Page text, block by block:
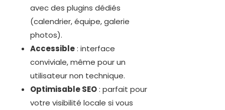
avec des plugins dédiés
(calendrier, équipe, galerie
photos).
Accessible: interface
conviviale, même pour un
utilisateur non technique.
Optimisable SEO: parfait pour
votre visibilité locale si vous